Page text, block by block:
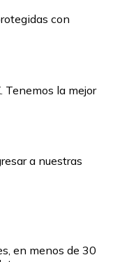
con
Tenemos la mejor
a nuestras
en menos de 30